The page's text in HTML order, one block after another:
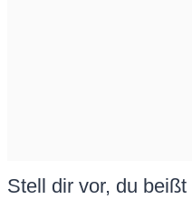
Stell dir vor, du